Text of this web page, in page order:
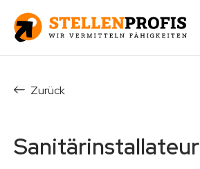
Zurück
Sanitärinstallateur